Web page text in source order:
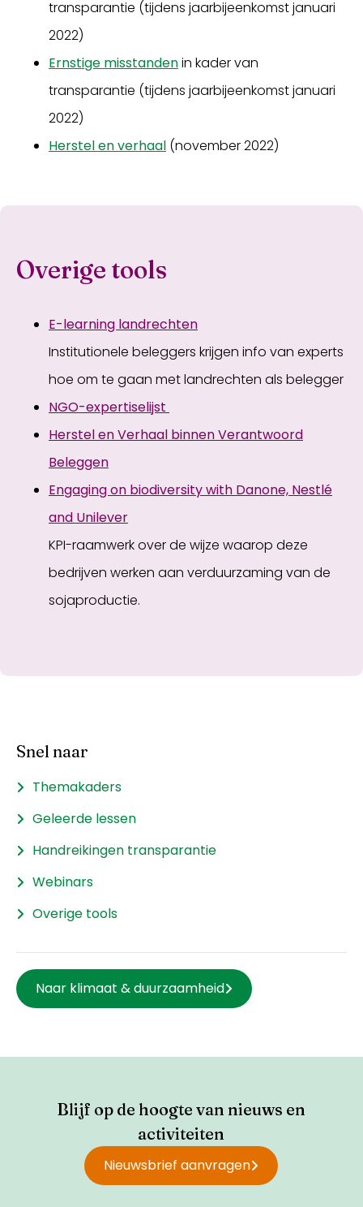
transparantie (tijdens jaarbijeenkomst januari
2022)
Ernstige misstandenin kader van
transparantie (tijdens jaarbijeenkomst januari
2022)
Herstel en verhaal (november 2022)
Overige tools
E-learning landrechten
Institutionele beleggers krijgen info van experts
hoe om te gaan met landrechten als belegger
NGO-expertiselijst
Herstel en Verhaal binnen Verantwoord
Beleggen
Engaging on biodiversity with Danone, Nestlé
and Unilever
KPI-raamwerk over de wijze waarop deze
bedrijven werken aan verduurzaming van de
sojaproductie.
Snel naar
Themakaders
Geleerde lessen
Handreikingen transparantie
Webinars
Overige tools
Naar klimaat & duurzaamheid
Blijf op de hoogte van nieuws en
activiteiten
Nieuwsbrief aanvragen